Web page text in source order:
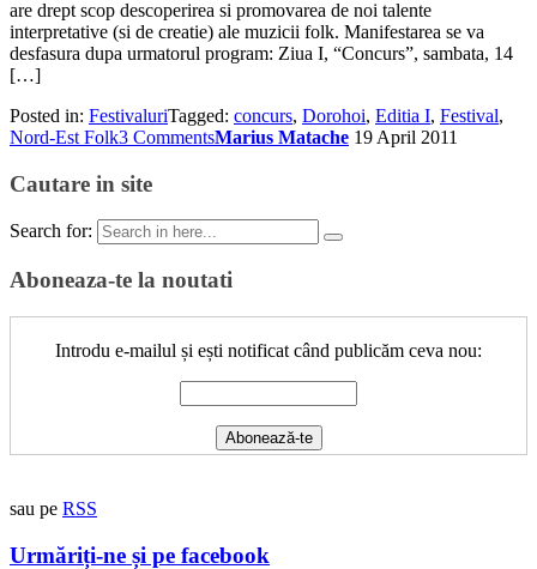
are drept scop descoperirea si promovarea de noi talente
interpretative (si de creatie) ale muzicii folk. Manifestarea se va
desfasura dupa urmatorul program: Ziua I, “Concurs”, sambata, 14
[…]
Posted in: FestivaluriTagged: concurs, Dorohoi, Editia I, Festival,
Nord-Est Folk3 CommentsMarius Matache 19 April 2011
Cautare in site
Search for:
Aboneaza-te la noutati
Introdu e-mailul și ești notificat când publicăm ceva nou:
sau pe RSS
Urmăriți-ne și pe facebook